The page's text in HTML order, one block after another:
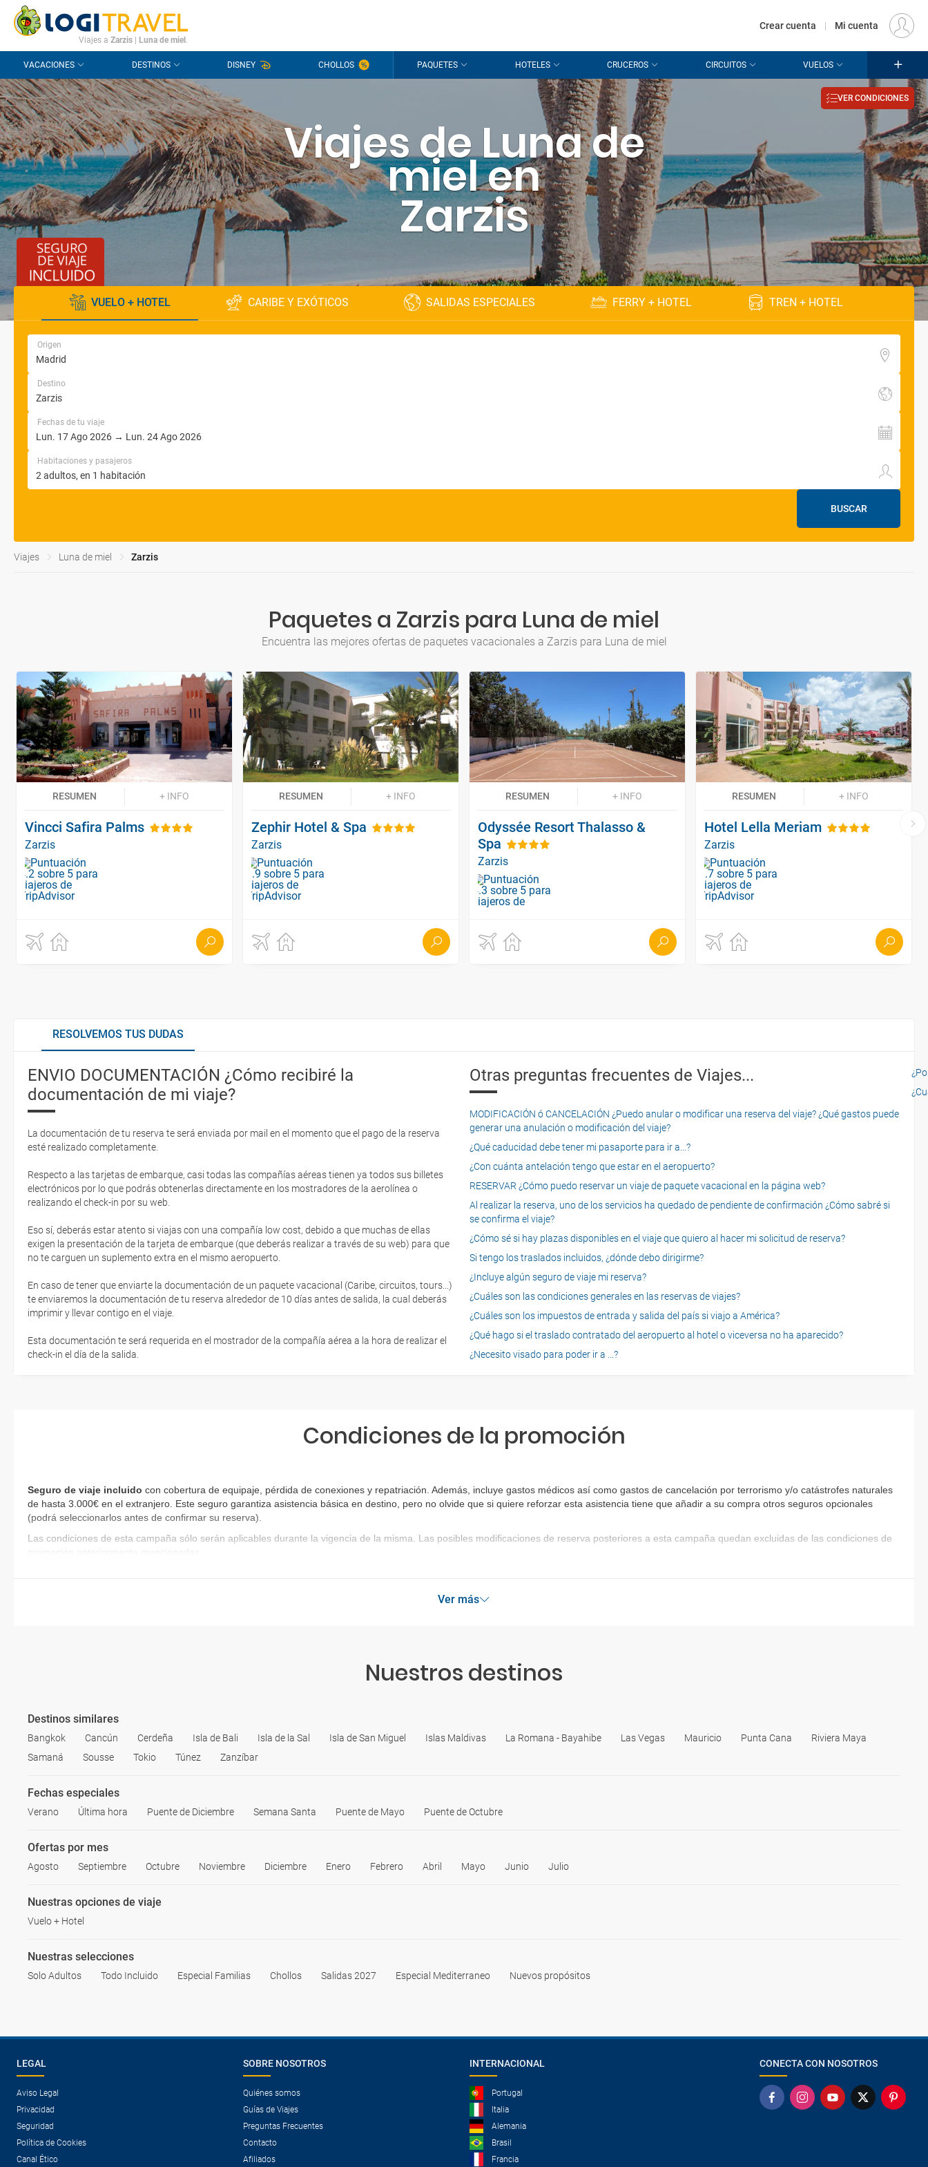
CONTACTO PREGUNTAS FRECUENTES EUR
Viajes a Zarzis| Luna de miel .
Crear cuenta | Mi cuenta
VACACIONES DESTINOS DISNEY CHOLLOS PAQUETES HOTELES CRUCEROS CIRCUITOS VUELOS
Viajes de Luna de
miel en
Zarzis
VER CONDICIONES
VUELO + HOTEL CARIBE Y EXÓTICOS SALIDAS ESPECIALES FERRY + HOTEL TREN + HOTEL
Origen
Destino
Fechas de tu viaje
Habitaciones y pasajeros
BUSCAR
Viajes Luna de miel Zarzis
Paquetes a Zarzis para Luna de miel
Encuentra las mejores ofertas de paquetes vacacionales a Zarzis para Luna de miel
RESUMEN + INFO
Vincci Safira Palms
Zarzis
RESUMEN + INFO
Zephir Hotel & Spa
Zarzis
RESUMEN + INFO
Odyssée Resort Thalasso &
Spa
Zarzis
RESUMEN + INFO
Hotel Lella Meriam
Zarzis
RESOLVEMOS TUS DUDAS
ENVIO DOCUMENTACIÓN ¿Cómo recibiré la
documentación de mi viaje?
La documentación de tu reserva te será enviada por mail en el momento que el pago de la reserva
esté realizado completamente.
Respecto a las tarjetas de embarque, casi todas las compañías aéreas tienen ya todos sus billetes
electrónicos por lo que podrás obtenerlas directamente en los mostradores de la aerolínea o
realizando el check-in por su web.
Eso sí, deberás estar atento si viajas con una compañía low cost, debido a que muchas de ellas
exigen la presentación de la tarjeta de embarque (que deberás realizar a través de su web) para que
no te carguen un suplemento extra en el mismo aeropuerto.
En caso de tener que enviarte la documentación de un paquete vacacional (Caribe, circuitos, tours...)
te enviaremos la documentación de tu reserva alrededor de 10 días antes de salida, la cual deberás
imprimir y llevar contigo en el viaje.
Esta documentación te será requerida en el mostrador de la compañía aérea a la hora de realizar el
check-in el día de la salida.
Otras preguntas frecuentes de Viajes...
MODIFICACIÓN ó CANCELACIÓN ¿Puedo anular o modificar una reserva del viaje? ¿Qué gastos puede
generar una anulación o modificación del viaje?
¿Qué caducidad debe tener mi pasaporte para ir a...?
¿Con cuánta antelación tengo que estar en el aeropuerto?
RESERVAR ¿Cómo puedo reservar un viaje de paquete vacacional en la página web?
Al realizar la reserva, uno de los servicios ha quedado de pendiente de confirmación ¿Cómo sabré si
se confirma el viaje?
¿Cómo sé si hay plazas disponibles en el viaje que quiero al hacer mi solicitud de reserva?
Si tengo los traslados incluidos, ¿dónde debo dirigirme?
¿Incluye algún seguro de viaje mi reserva?
¿Cuáles son las condiciones generales en las reservas de viajes?
¿Cuáles son los impuestos de entrada y salida del país si viajo a América?
¿Qué hago si el traslado contratado del aeropuerto al hotel o viceversa no ha aparecido?
¿Necesito visado para poder ir a ...?
Condiciones de la promoción
Seguro de viaje incluido con cobertura de equipaje, pérdida de conexiones y repatriación. Además, incluye gastos médicos así como gastos de cancelación por terrorismo y/o catástrofes naturales
de hasta 3.000€ en el extranjero. Este seguro garantiza asistencia básica en destino, pero no olvide que si quiere reforzar esta asistencia tiene que añadir a su compra otros seguros opcionales
(podrá seleccionarlos antes de confirmar su reserva)
Las condiciones de esta campaña sólo serán aplicables durante la vigencia de la misma. Las posibles modificaciones de reserva posteriores a esta campaña quedan excluidas de las condiciones de
promoción anteriormente mencionadas.
Ver más
Nuestros destinos
Destinos similares
Bangkok Cancún Cerdeña Isla de Bali Isla de la Sal Isla de San Miguel Islas Maldivas La Romana - Bayahibe Las Vegas Mauricio Punta Cana
Riviera Maya
Samaná
Sousse Tokio Túnez Zanzíbar
Fechas especiales
Verano Última hora Puente de Diciembre Semana Santa Puente de Mayo Puente de Octubre
Ofertas por mes
Agosto Septiembre Octubre Noviembre Diciembre Enero Febrero Abril Mayo Junio Julio
Nuestras opciones de viaje
Vuelo + Hotel
Nuestras selecciones
Solo Adultos Todo Incluido Especial Familias Chollos Salidas 2027 Especial Mediterraneo Nuevos propósitos
LEGAL
Aviso Legal
Privacidad
Seguridad
Política de Cookies
Canal Ético
SOBRE NOSOTROS
Quiénes somos
Guías de Viajes
Preguntas Frecuentes
Contacto
Afiliados
INTERNACIONAL
Portugal
Italia
Alemania
Brasil
Francia
CONECTA CON NOSOTROS